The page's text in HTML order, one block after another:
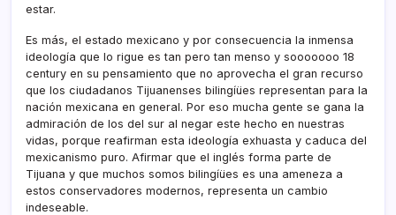
estar.
Es más, el estado mexicano y por consecuencia la inmensa
ideologí­a que lo rigue es tan pero tan menso y sooooooo 18
century en su pensamiento que no aprovecha el gran recurso
que los ciudadanos Tijuanenses bilingíües representan para la
nación mexicana en general. Por eso mucha gente se gana la
admiración de los del sur al negar este hecho en nuestras
vidas, porque reafirman esta ideologí­a exhuasta y caduca del
mexicanismo puro. Afirmar que el inglés forma parte de
Tijuana y que muchos somos bilingíües es una ameneza a
estos conservadores modernos, representa un cambio
indeseable.